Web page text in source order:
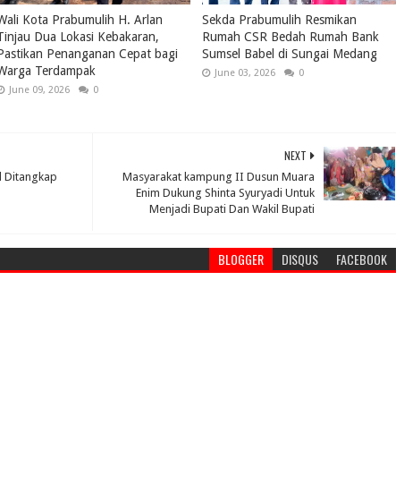
Kota Prabumulih H. Arlan
Dua Lokasi Kebakaran,
Penanganan Cepat bagi
Terdampak
June 09, 2026 0
Sekda Prabumulih Resmikan
Rumah CSR Bedah Rumah Bank
Sumsel Babel di Sungai Medang
June 03, 2026 0
NEXT
Masyarakat kampung II Dusun Muara
Enim Dukung Shinta Syuryadi Untuk
Menjadi Bupati Dan Wakil Bupati
Ditangkap
BLOGGER DISQUS FACEBOOK